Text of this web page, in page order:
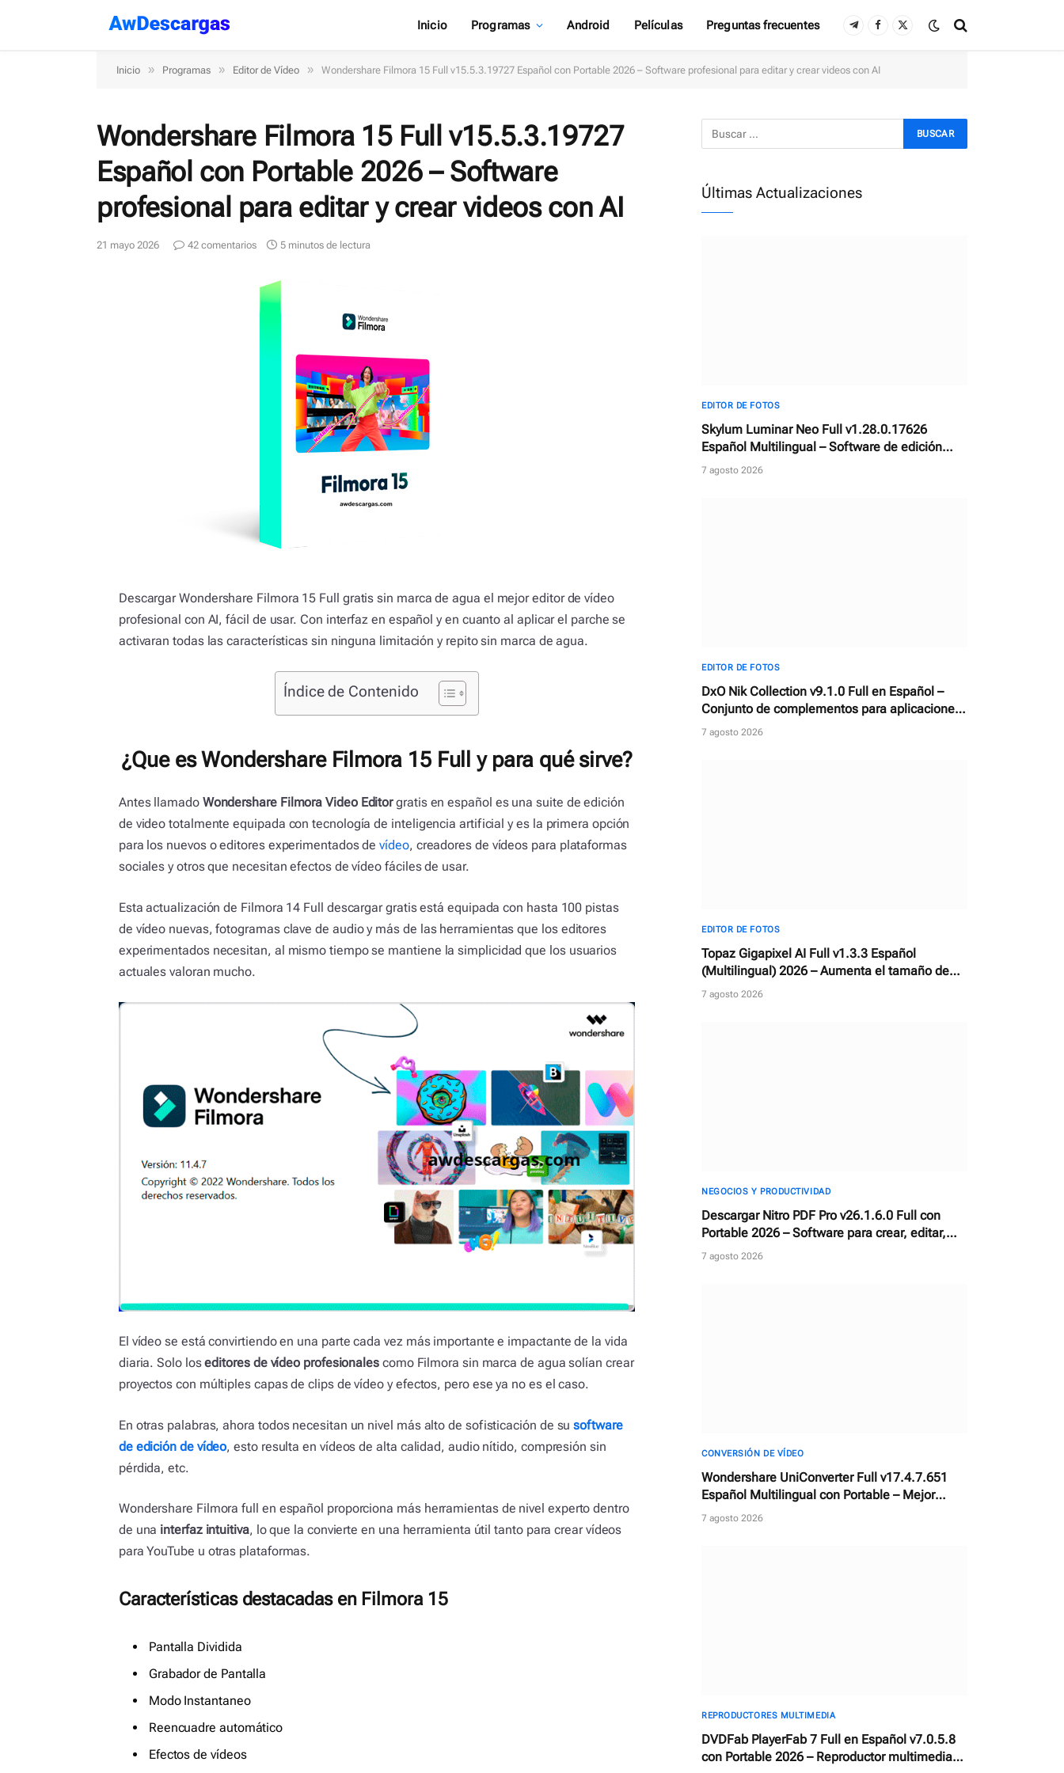
Inicio Programas Android Películas Preguntas frecuentes TelegramFacebook
X
Inicio » Programas » Editor de Vídeo » Wondershare Filmora 15 Full v15.5.3.19727 Español con Portable 2026 – Software profesional para editar y crear videos con AI
Wondershare Filmora 15 Full v15.5.3.19727
Español con Portable 2026 – Software
profesional para editar y crear videos con AI
21 mayo 2026 42 comentarios 5 minutos de lectura
Descargar Wondershare Filmora 15 Full gratis sin marca de agua el mejor editor de vídeo
profesional con AI, fácil de usar. Con interfaz en español y en cuanto al aplicar el parche se
activaran todas las características sin ninguna limitación y repito sin marca de agua.
Índice de Contenido
¿Que es Wondershare Filmora 15 Full y para qué sirve?
Antes llamado Wondershare Filmora Video Editorgratis en español es una suite de edición
de video totalmente equipada con tecnología de inteligencia artificial y es la primera opción
para los nuevos o editores experimentados devídeo, creadores de vídeos para plataformas
sociales y otros que necesitan efectos de vídeo fáciles de usar.
Esta actualización de Filmora 14 Full descargar gratis está equipada con hasta 100 pistas
de vídeo nuevas, fotogramas clave de audio y más de las herramientas que los editores
experimentados necesitan, al mismo tiempo se mantiene la simplicidad que los usuarios
actuales valoran mucho.
El vídeo se está convirtiendo en una parte cada vez más importante e impactante de la vida
diaria. Solo loseditores de vídeo profesionales como Filmora sin marca de agua solían crear
proyectos con múltiples capas de clips de vídeo y efectos, pero ese ya no es el caso.
En otras palabras, ahora todos necesitan un nivel más alto de sofisticación de susoftware
de edición de vídeo, esto resulta en vídeos de alta calidad, audio nítido, compresión sin
pérdida, etc.
Wondershare Filmora full en español proporciona más herramientas de nivel experto dentro
de una interfaz intuitiva, lo que la convierte en una herramienta útil tanto para crear vídeos
para YouTube u otras plataformas.
Características destacadas en Filmora 15
Pantalla Dividida
Grabador de Pantalla
Modo Instantaneo
Reencuadre automático
Efectos de vídeos
Últimas Actualizaciones
EDITOR DE FOTOS
Skylum Luminar Neo Full v1.28.0.17626
Español Multilingual – Software de edición
fotográfica con IA
7 agosto 2026
EDITOR DE FOTOS
DxO Nik Collection v9.1.0 Full en Español –
Conjunto de complementos para aplicaciones
de edición de fotos
7 agosto 2026
EDITOR DE FOTOS
Topaz Gigapixel AI Full v1.3.3 Español
(Multilingual) 2026 – Aumenta el tamaño de
cualquier imagen con IA
7 agosto 2026
NEGOCIOS Y PRODUCTIVIDAD
Descargar Nitro PDF Pro v26.1.6.0 Full con
Portable 2026 – Software para crear, editar,
convertir y firmar documentos PDF
7 agosto 2026
CONVERSIÓN DE VÍDEO
Wondershare UniConverter Full v17.4.7.651
Español Multilingual con Portable – Mejor
convertidor de vídeos con AI
7 agosto 2026
REPRODUCTORES MULTIMEDIA
DVDFab PlayerFab 7 Full en Español v7.0.5.8
con Portable 2026 – Reproductor multimedia